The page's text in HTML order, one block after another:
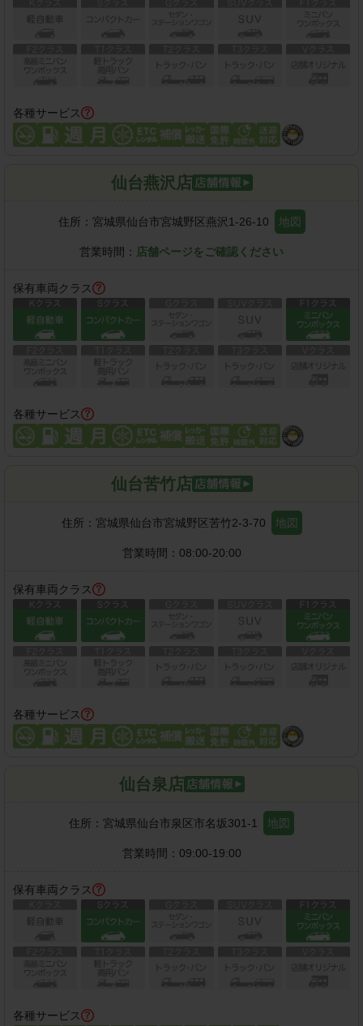
各種サービス
仙台燕沢店
住所： 宮城県仙台市宮城野区燕沢1-26-10 地図
営業時間： 店舗ページをご確認ください
保有車両クラス
各種サービス
仙台苦竹店
住所： 宮城県仙台市宮城野区苦竹2-3-70 地図
営業時間： 08:00-20:00
保有車両クラス
各種サービス
仙台泉店
住所： 宮城県仙台市泉区市名坂301-1 地図
営業時間： 09:00-19:00
保有車両クラス
各種サービス